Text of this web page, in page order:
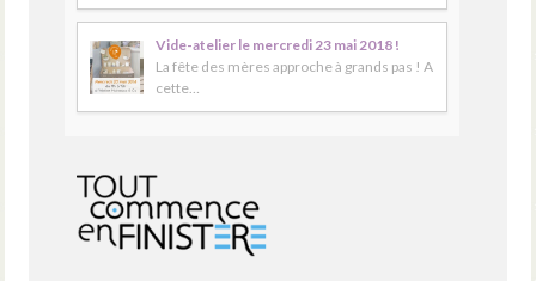
Vide-atelier le mercredi 23 mai 2018 !
La fête des mères approche à grands pas ! A
cette…